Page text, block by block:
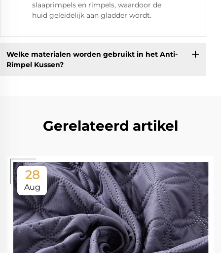
slaaprimpels en rimpels, waardoor de
huid geleidelijk aan gladder wordt.
Welke materialen worden gebruikt in het Anti-
Rimpel Kussen?
Gerelateerd artikel
28
Aug